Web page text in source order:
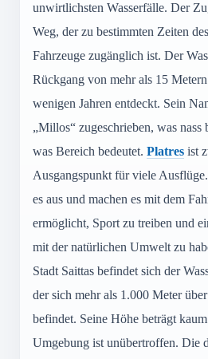
unwirtlichsten Wasserfälle. Der
Weg, der zu bestimmten Zeiten
Fahrzeuge zugänglich ist. Der
Rückgang von mehr als 15
wenigen Jahren entdeckt. Sein
„Millos“ zugeschrieben, was nass
was Bereich bedeutet. Platres ist
Ausgangspunkt für viele
es aus und machen es mit dem
ermöglicht, Sport zu treiben und
mit der natürlichen Umwelt zu
Stadt Saittas befindet sich der
der sich mehr als 1.000 Meter
befindet. Seine Höhe beträgt
Umgebung ist unübertroffen. Die